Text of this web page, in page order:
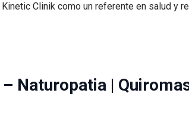
Clinik como un referente en salud y
Naturopatia |